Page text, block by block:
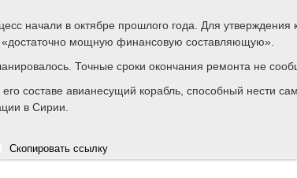
начали в октябре прошлого года. Для
«достаточно мощную финансовую составляющую».
Точные сроки окончания ремонта не
авианесущий корабль, способный нести
в Сирии.
Скопировать ссылку